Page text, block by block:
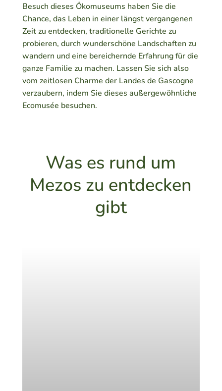
Besuch dieses Ökomuseums haben Sie die
Chance, das Leben in einer längst vergangenen
Zeit zu entdecken, traditionelle Gerichte zu
probieren, durch wunderschöne Landschaften zu
wandern und eine bereichernde Erfahrung für die
ganze Familie zu machen. Lassen Sie sich also
vom zeitlosen Charme der Landes de Gascogne
verzaubern, indem Sie dieses außergewöhnliche
Ecomusée besuchen.
Was es rund um
Mezos zu entdecken
gibt